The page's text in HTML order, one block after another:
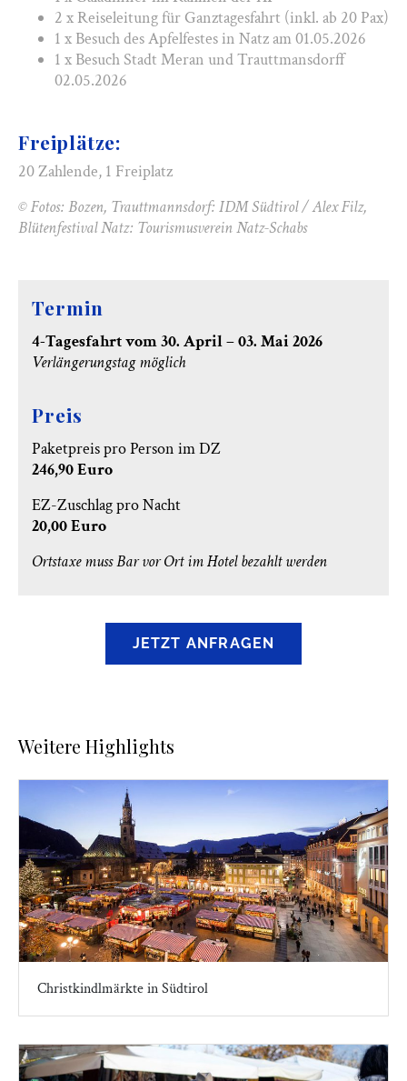
2 x Reiseleitung für Ganztagesfahrt (inkl. ab 20 Pax)
1 x Besuch des Apfelfestes in Natz am 01.05.2026
1 x Besuch Stadt Meran und Trauttmansdorff
02.05.2026
Freiplätze:
20 Zahlende, 1 Freiplatz
© Fotos: Bozen, Trauttmannsdorf: IDM Südtirol / Alex Filz,
Blütenfestival Natz: Tourismusverein Natz-Schabs
Termin
4-Tagesfahrt vom 30. April – 03. Mai 2026
Verlängerungstag möglich
Preis
Paketpreis pro Person im DZ
246,90 Euro
EZ-Zuschlag pro Nacht
20,00 Euro
Ortstaxe muss Bar vor Ort im Hotel bezahlt werden
JETZT ANFRAGEN
Weitere Highlights
Christkindlmärkte in Südtirol